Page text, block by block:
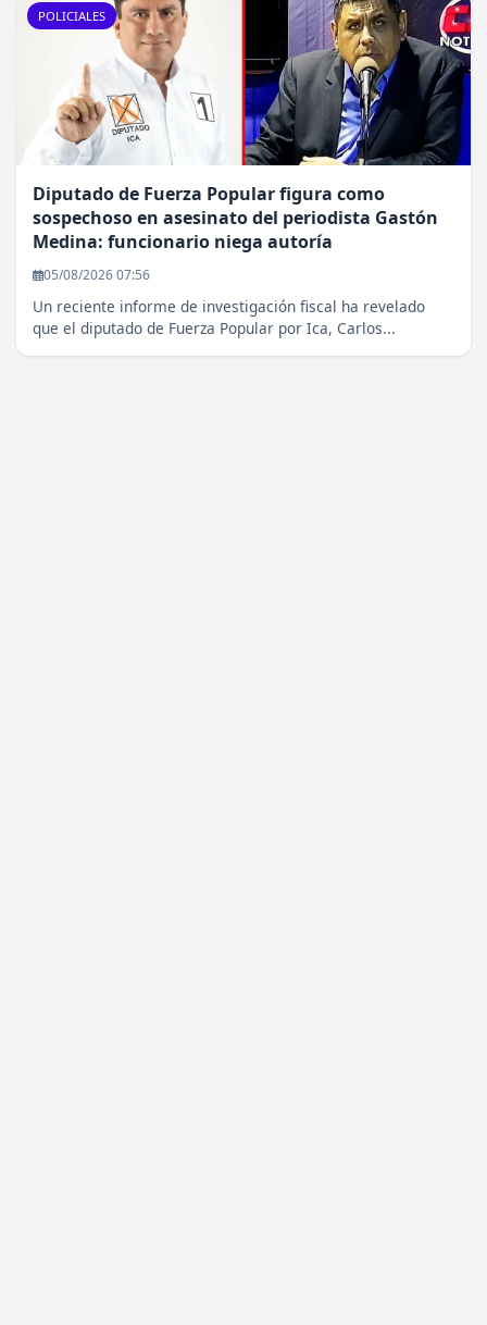
POLICIALES
Diputado de Fuerza Popular figura como
sospechoso en asesinato del periodista Gastón
Medina: funcionario niega autoría
05/08/2026 07:56
Un reciente informe de investigación fiscal ha revelado
que el diputado de Fuerza Popular por Ica, Carlos...